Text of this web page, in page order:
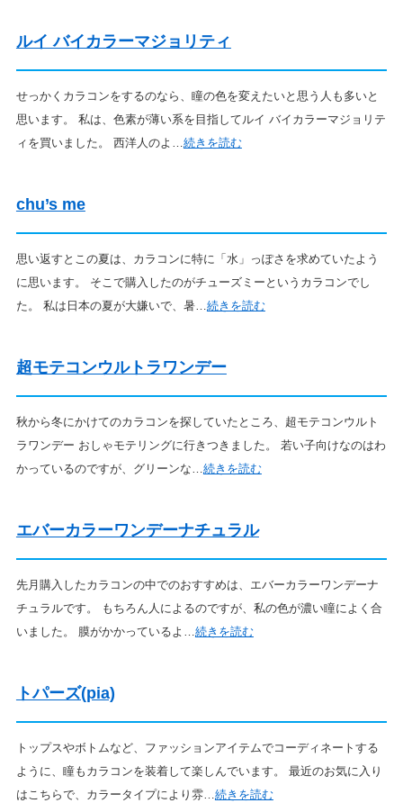
ルイ バイカラーマジョリティ
せっかくカラコンをするのなら、瞳の色を変えたいと思う人も多いと
思います。 私は、色素が薄い系を目指してルイ バイカラーマジョリテ
ィを買いました。 西洋人のよ… 続きを読む
chu’s me
思い返すとこの夏は、カラコンに特に「水」っぽさを求めていたよう
に思います。 そこで購入したのがチューズミーというカラコンでし
た。 私は日本の夏が大嫌いで、暑… 続きを読む
超モテコンウルトラワンデー
秋から冬にかけてのカラコンを探していたところ、超モテコンウルト
ラワンデー おしゃモテリングに行きつきました。 若い子向けなのはわ
かっているのですが、グリーンな… 続きを読む
エバーカラーワンデーナチュラル
先月購入したカラコンの中でのおすすめは、エバーカラーワンデーナ
チュラルです。 もちろん人によるのですが、私の色が濃い瞳によく合
いました。 膜がかかっているよ… 続きを読む
トパーズ(pia)
トップスやボトムなど、ファッションアイテムでコーディネートする
ように、瞳もカラコンを装着して楽しんでいます。 最近のお気に入り
はこちらで、カラータイプにより雰… 続きを読む